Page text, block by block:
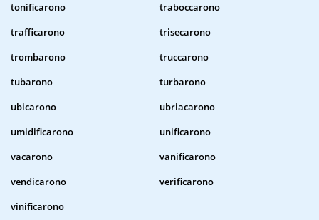
tonificarono
traboccarono
trafficarono
trisecarono
trombarono
truccarono
tubarono
turbarono
ubicarono
ubriacarono
umidificarono
unificarono
vacarono
vanificarono
vendicarono
verificarono
vinificarono